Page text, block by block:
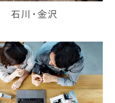
石川・金沢